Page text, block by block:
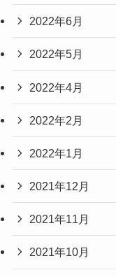
2022年6月
2022年5月
2022年4月
2022年2月
2022年1月
2021年12月
2021年11月
2021年10月